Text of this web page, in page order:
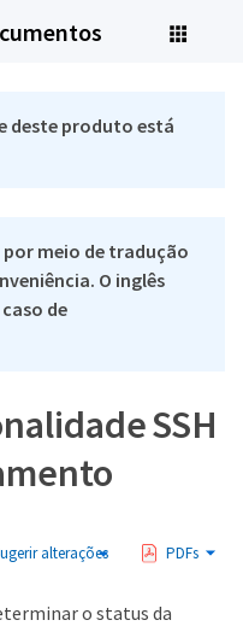
deste produto está
meio de tradução
O inglês
de
SSH
alterações PDFs
o status da